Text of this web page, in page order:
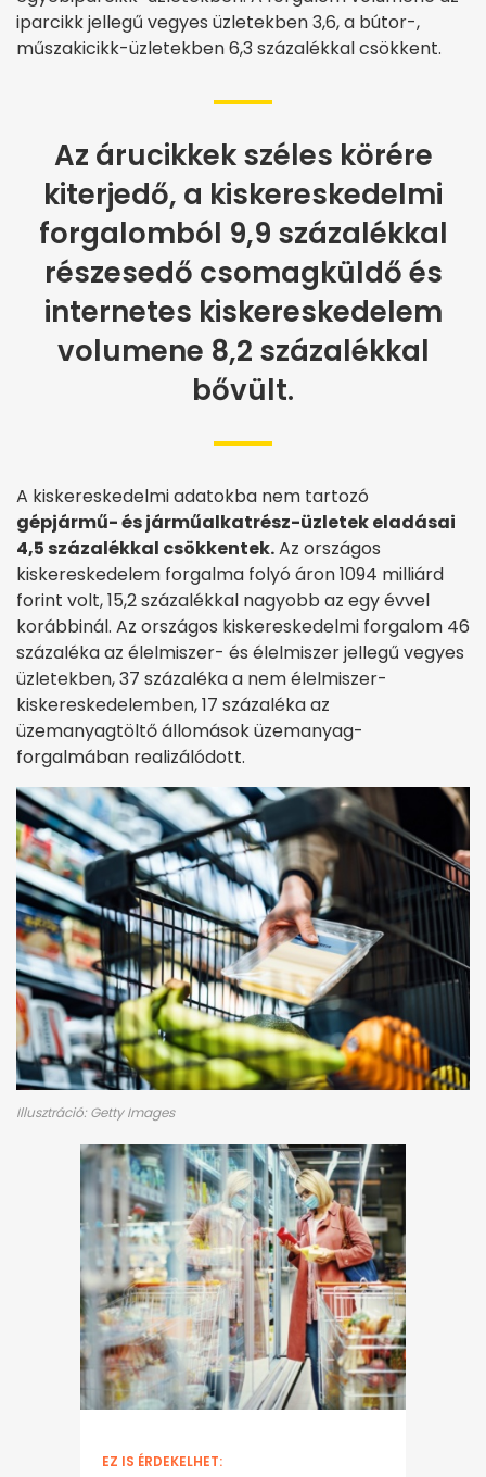
iparcikk jellegű vegyes üzletekben 3,6, a bútor-,
műszakicikk-üzletekben 6,3 százalékkal csökkent.
Az árucikkek széles körére
kiterjedő, a kiskereskedelmi
forgalomból 9,9 százalékkal
részesedő csomagküldő és
internetes kiskereskedelem
volumene 8,2 százalékkal
bővült.
A kiskereskedelmi adatokba nem tartozó
gépjármű- és járműalkatrész-üzletek eladásai
4,5 százalékkal csökkentek.Az országos
kiskereskedelem forgalma folyó áron 1094 milliárd
forint volt, 15,2 százalékkal nagyobb az egy évvel
korábbinál. Az országos kiskereskedelmi forgalom 46
százaléka az élelmiszer- és élelmiszer jellegű vegyes
üzletekben, 37 százaléka a nem élelmiszer-
kiskereskedelemben, 17 százaléka az
üzemanyagtöltő állomások üzemanyag-
forgalmában realizálódott.
Illusztráció: Getty Images
EZ IS ÉRDEKELHET: